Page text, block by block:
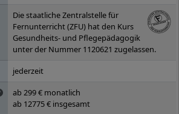
A, Wahlpflichtmodul B, Projekt:
Bildungsmanagement in der Aus-, Fort- und
Weiterbildung, Masterarbeit
Die staatliche Zentralstelle für
Fernunterricht (ZFU) hat den Kurs
Gesundheits- und Pflegepädagogik
unter der Nummer 1120621 zugelassen.
jederzeit
ab 299 € monatlich
ab 12775 € insgesamt